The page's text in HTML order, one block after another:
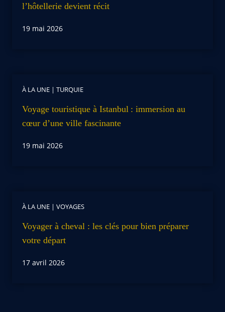
l’hôtellerie devient récit
19 mai 2026
À LA UNE | TURQUIE
Voyage touristique à Istanbul : immersion au
cœur d’une ville fascinante
19 mai 2026
À LA UNE | VOYAGES
Voyager à cheval : les clés pour bien préparer
votre départ
17 avril 2026